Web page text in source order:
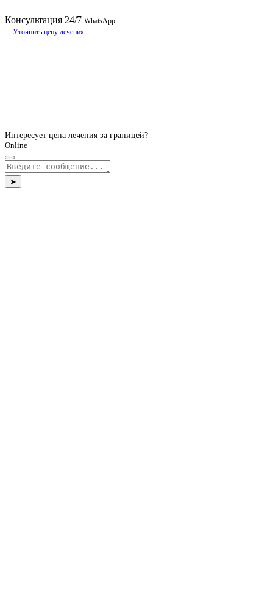
Консультация 24/7 WhatsApp
Уточнить цену лечения
Интересует цена лечения за границей?
Online
➤